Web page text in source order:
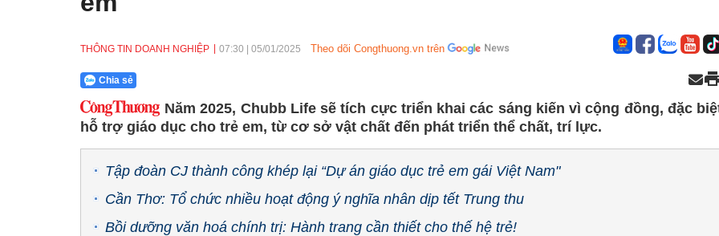
THÔNG TIN DOANH NGHIỆP 07:30 05/01/2025 Theo dõi Congthuong.vn trên
Chia sẻ
Năm 2025, Chubb Life sẽ tích cực triển khai các sáng kiến vì cộng đồng, đặc
hỗ trợ giáo dục cho trẻ em, từ cơ sở vật chất đến phát triển thể chất, trí lực.
Tập đoàn CJ thành công khép lại “Dự án giáo dục trẻ em gái Việt Nam"
Cần Thơ: Tổ chức nhiều hoạt động ý nghĩa nhân dịp tết Trung thu
Bồi dưỡng văn hoá chính trị: Hành trang cần thiết cho thế hệ trẻ!